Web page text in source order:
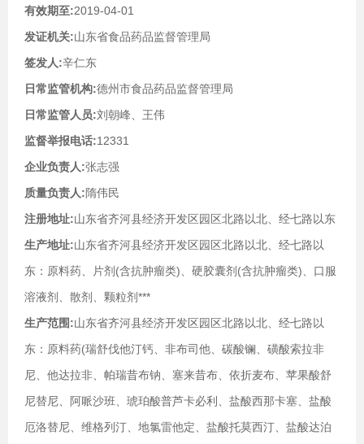
有效期至:2019-04-01
发证机关:山东省食品药品监督管理局
签发人:辛仁东
日常监管机构:德州市食品药品监督管理局
日常监管人员:刘朝峰、王伟
监督举报电话:12331
企业负责人:张志强
质量负责人:隋伟民
注册地址:山东省齐河县经济开发区园区北路以北、经七路以东
生产地址:山东省齐河县经济开发区园区北路以北、经七路以
东：原料药、片剂(含抗肿瘤类)、硬胶囊剂(含抗肿瘤类)、口服
溶液剂、散剂、颗粒剂***
生产范围:山东省齐河县经济开发区园区北路以北、经七路以
东：原料药(瑞舒伐他汀钙、非布司他、碳酸镧、磺酸索拉非
尼、他达拉非、帕瑞昔布钠、塞来昔布、依折麦布、苹果酸舒
尼替尼、阿哌沙班、琥珀酸普芦卡必利、盐酸西那卡塞、盐酸
厄洛替尼、维格列汀、地氯雷他定、盐酸托莫西汀、盐酸达泊